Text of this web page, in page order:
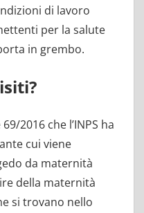
di lavoro
per la salute
in grembo.
2016 che l’INPS ha
cui viene
da maternità
della maternità
si trovano nello